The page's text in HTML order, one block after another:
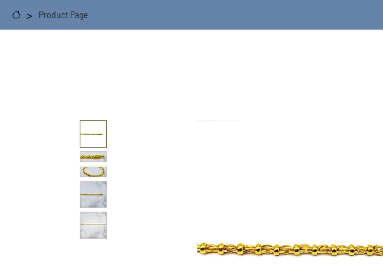
> Product Page